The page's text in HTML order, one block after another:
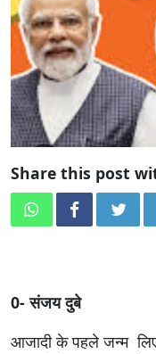
Share this post
0- संजय दुबे
आजादी के पहले जन्म